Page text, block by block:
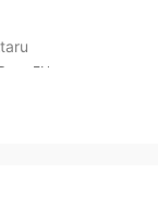
EN
自分は先生を目指